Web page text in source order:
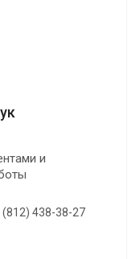
и
(812) 438-38-27